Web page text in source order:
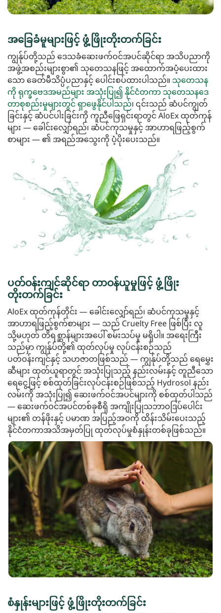
အခြေခံမူများဖြင့် ဖွံ့ဖြိုးတိုးတက်ခြင်း
ကျွန်ုပ်တို့သည် ဒေသခံဆေးဖက်ဝင်အပင်ဆိုင်ရာ အသိပညာကို
အဖွဲ့အစည်းများစွာ၏ သုတေသနဖြင့် အထောက်အပံ့ပေးထား
သော ခေတ်မီသိပ္ပံပညာနှင့် ပေါင်းစပ်ထားပါသည်။ သုတေသန
ကို ရုက္ခဗေဒအမည်များ အသုံးပြု၍ နိုင်ငံတကာ သုတေသနဒေ
တာစုစည်းမှုများတွင် ရှာဖွေနိုင်ပါသည်၊ ၎င်းသည် ဆံပင်ကျွတ်
ခြင်းနှင့် ဆံပင်ပါးခြင်းကို ကူညီဖြေရှင်းရာတွင် AloEx ထုတ်ကုန်
များ — ခေါင်းလျှော်ရည်၊ ဆံပင်ကုသမှုနှင့် အာဟာရဖြည့်စွက်
စာများ — ၏ အရည်အသွေးကို ပံ့ပိုးပေးသည်။
ပတ်ဝန်းကျင်ဆိုင်ရာ တာဝန်ယူမှုဖြင့် ဖွံ့ဖြိုး
တိုးတက်ခြင်း
AloEx ထုတ်ကုန်တိုင်း — ခေါင်းလျှော်ရည်၊ ဆံပင်ကုသမှုနှင့်
အာဟာရဖြည့်စွက်စာများ — သည် Cruelty Free ဖြစ်ပြီး လူ
သို့မဟုတ် တိရစ္ဆာန်များအပေါ် စမ်းသပ်မှု မရှိပါ။ အရေးကြီး
သည်မှာ ကျွန်ုပ်တို့၏ ထုတ်လုပ်မှု လုပ်ငန်းစဉ်သည်
ပတ်ဝန်းကျင်နှင့် သဟဇာတဖြစ်သည် — ကျွန်ုပ်တို့သည် ရေမွှေး
ဆီများ ထုတ်ယူရာတွင် အသုံးပြုသည့် နည်းလမ်းနှင့် တူညီသော
ရေငွေ့ဖြင့် စစ်ထုတ်ခြင်းလုပ်ငန်းစဉ်ဖြစ်သည့် Hydrosol နည်း
လမ်းကို အသုံးပြု၍ ဆေးဖက်ဝင်အပင်များကို စစ်ထုတ်ပါသည်
— ဆေးဖက်ဝင်အပင်တစ်ခုစီရှိ အကျိုးပြုသဘာဝဒြပ်ပေါင်း
များ၏ တန်ဖိုးနှင့် ပမာဏ အပြည့်အဝကို ထိန်းသိမ်းပေးသည့်
နိုင်ငံတကာအသိအမှတ်ပြု ထုတ်လုပ်မှုစံနှုန်းတစ်ခုဖြစ်သည်။
စံနှုန်းများဖြင့် ဖွံ့ဖြိုးတိုးတက်ခြင်း